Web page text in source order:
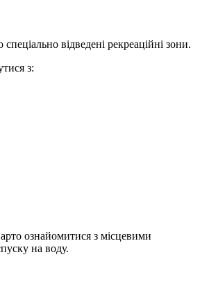
відведені рекреаційні зони.
з:
ознайомитися з місцевими
на воду.